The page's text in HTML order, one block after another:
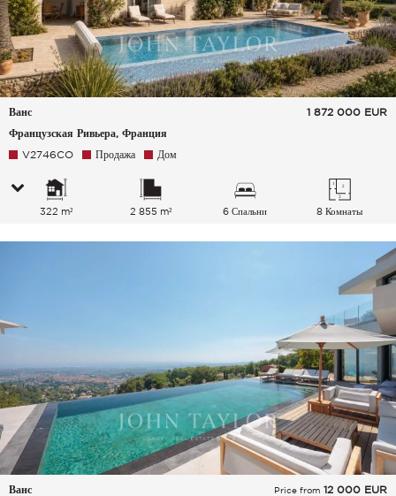
Ванс
Французская Ривьера, Франция
1 872 000 EUR
V2746CO Продажа Дом
322 m² 2 855 m² 6 Спальни 8 Комнаты
Ванс
Price from 12 000 EUR